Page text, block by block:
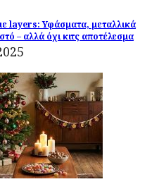
layers: Υφάσματα, μεταλλικά
– αλλά όχι κιτς αποτέλεσμα